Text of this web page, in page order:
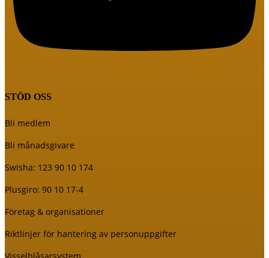
STÖD OSS
Bli medlem
Bli månadsgivare
Swisha: 123 90 10 174
Plusgiro: 90 10 17-4
Företag & organisationer
Riktlinjer för hantering av personuppgifter